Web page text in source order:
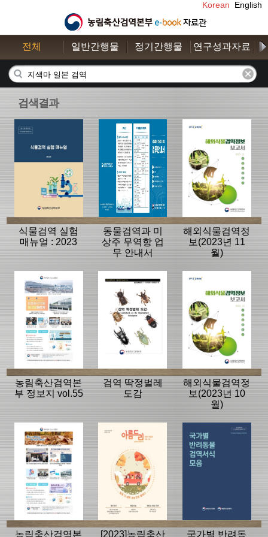
Korean English
전체 일반간행물 정기간행물 연구성과자료
검색결과
식물검역 실험
매뉴얼 : 2023
동물검역과 미
상주 무역항 업
무 안내서
해외식물검역정
보(2023년 11
월)
농림축산검역본
부 정보지 vol.55
검역 딱정벌레
도감
해외식물검역정
보(2023년 10
월)
농림축산검역본 [2023]농림축산 국가별 반려동